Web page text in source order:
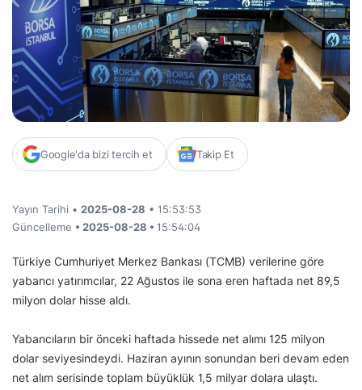
Google'da bizi tercih et Takip Et
Yayın Tarihi • 2025-08-28 • 15:53:53
Güncelleme • 2025-08-28 • 15:54:04
Türkiye Cumhuriyet Merkez Bankası (TCMB) verilerine göre
yabancı yatırımcılar, 22 Ağustos ile sona eren haftada net 89,5
milyon dolar hisse aldı.
Yabancıların bir önceki haftada hissede net alımı 125 milyon
dolar seviyesindeydi. Haziran ayının sonundan beri devam eden
net alım serisinde toplam büyüklük 1,5 milyar dolara ulaştı.